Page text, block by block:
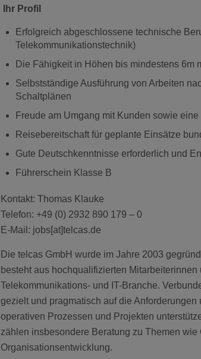
Ihr Profil
Erfolgreich abgeschlossene technische
Telekommunikationstechnik)
Die Fähigkeit in Höhen bis mindestens 6m
Selbstständige Ausführung von Arbeiten
Schaltplänen
Freude am Umgang mit Kunden sowie
Reisebereitschaft für geplante Einsätze
Gute Deutschkenntnisse erforderlich und
Führerschein Klasse B
Kontakt: Thomas Klauke
Telefon: +49 (0) 2932 890 179 – 0
E-Mail: jobs[at]telcas.de
Die telcas GmbH wurde im Jahre 2003
besteht aus hochqualifizierten
Telekommunikations- und IT-Branche.
gezielt und pragmatisch auf die
operativen Prozessen und Projekten
zählen insbesondere Beratung zu Themen
Organisationsentwicklung.